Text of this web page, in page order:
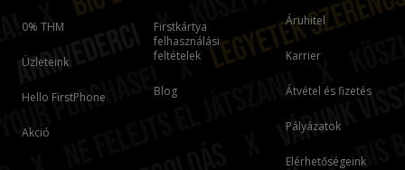
0% THM
Üzleteink
Hello FirstPhone
Akció
Firstkártya
felhasználási
feltételek
Blog
Áruhitel
Karrier
Átvétel és fizetés
Pályázatok
Elérhetőségeink